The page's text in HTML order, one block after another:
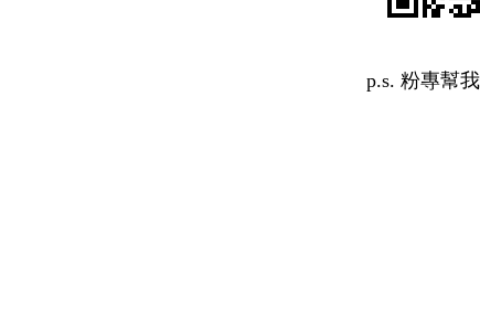
p.s. 粉專幫